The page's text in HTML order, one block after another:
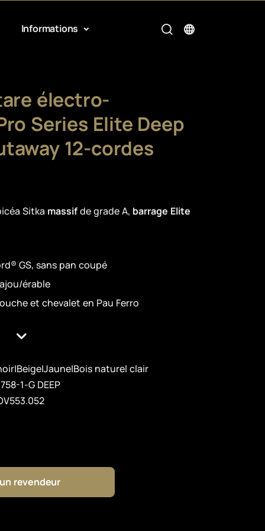
Informations
électro-
Series Elite Deep
12-cordes
Sitka massifde grade A, barrage Elite
GS, sans pan coupé
érable
et chevalet en Pau Ferro
naturel clair
1-G DEEP
revendeur